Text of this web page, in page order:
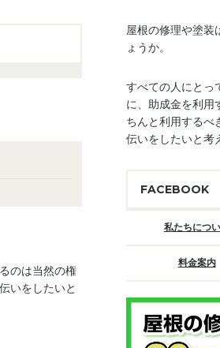
のは当然の権
いをしたいと
屋根の修理や塗装
ょうか。
すべての人にとっ
に、助成金を利用
ちんと利用するべ
伝いをしたいと考
FACEBOOK
私たちにつ
料金案内